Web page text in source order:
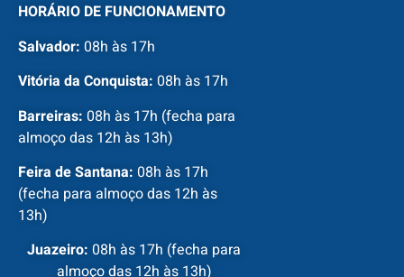
HORÁRIO DE FUNCIONAMENTO
Salvador: 08h às 17h
Vitória da Conquista: 08h às 17h
Barreiras: 08h às 17h (fecha para
almoço das 12h às 13h)
Feira de Santana: 08h às 17h
(fecha para almoço das 12h às
13h)
Juazeiro: 08h às 17h (fecha para
almoço das 12h às 13h)